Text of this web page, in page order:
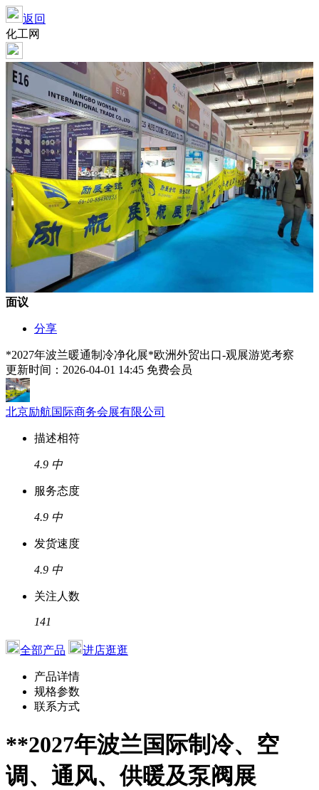
返回
化工网
面议
分享
*2027年波兰暖通制冷净化展*欧洲外贸出口-观展游览考察
更新时间：2026-04-01 14:45 免费会员
北京励航国际商务会展有限公司
描述相符
4.9 中
服务态度
4.9 中
发货速度
4.9 中
关注人数
141
全部产品 进店逛逛
产品详情
规格参数
联系方式
**2027年波兰国际制冷、空
调、通风、供暖及泵阀展